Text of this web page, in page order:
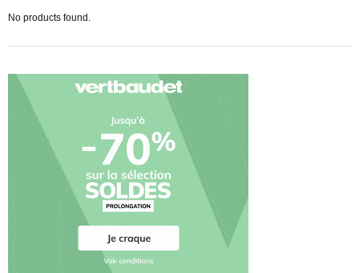
No products found.